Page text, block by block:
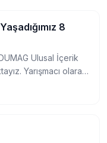
8
Ulusal İçerik
Yarışmacı olarak